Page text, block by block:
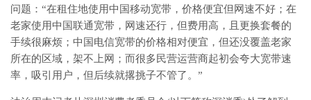
问题：“在租住地使用中国移动宽带，价格便宜但网速不好；在
老家使用中国联通宽带，网速还行，但费用高，且更换套餐的
手续很麻烦；中国电信宽带的价格相对便宜，但还没覆盖老家
所在的区域，架不上网；而很多民营运营商起初会夸大宽带速
率，吸引用户，但后续就撂挑子不管了。”